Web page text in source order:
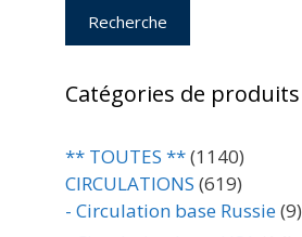
Recherche
Catégories de produits
** TOUTES **(1140)
CIRCULATIONS (619)
- Circulation base Russie(9)